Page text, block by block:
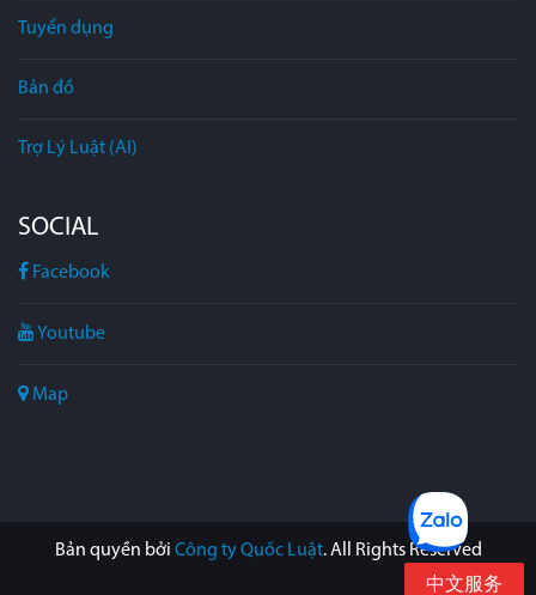
Tuyển dụng
Bản đồ
Trợ Lý Luật (AI)
SOCIAL
Facebook
Youtube
Map
Bản quyền bởi Công ty Quốc Luật. All Rights Reserved
中文服务